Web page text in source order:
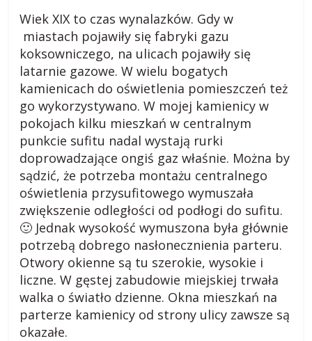
Wiek XIX to czas wynalazków. Gdy w
miastach pojawiły się fabryki gazu
koksowniczego, na ulicach pojawiły się
latarnie gazowe. W wielu bogatych
kamienicach do oświetlenia pomieszczeń też
go wykorzystywano. W mojej kamienicy w
pokojach kilku mieszkań w centralnym
punkcie sufitu nadal wystają rurki
doprowadzające ongiś gaz właśnie. Można by
sądzić, że potrzeba montażu centralnego
oświetlenia przysufitowego wymuszała
zwiększenie odległości od podłogi do sufitu.
🙂 Jednak wysokość wymuszona była głównie
potrzebą dobrego nasłonecznienia parteru.
Otwory okienne są tu szerokie, wysokie i
liczne. W gęstej zabudowie miejskiej trwała
walka o światło dzienne. Okna mieszkań na
parterze kamienicy od strony ulicy zawsze są
okazałe.